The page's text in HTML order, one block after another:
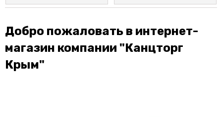
Добро пожаловать в интернет-
магазин компании "Канцторг
Крым"